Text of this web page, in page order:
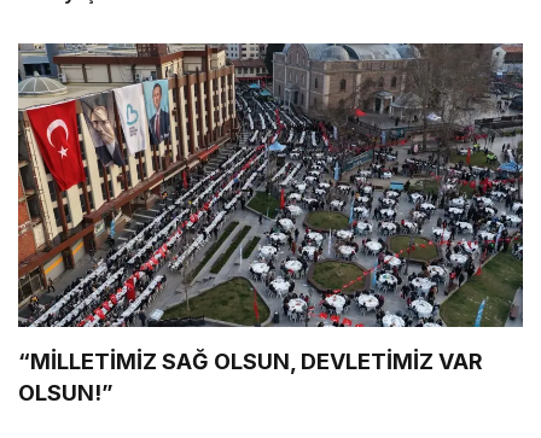
“MİLLETİMİZ SAĞ OLSUN, DEVLETİMİZ VAR
OLSUN!”